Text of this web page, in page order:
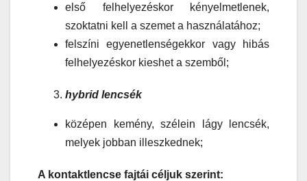
első felhelyezéskor kényelmetlenek,
szoktatni kell a szemet a használatához;
felszíni egyenetlenségekkor vagy hibás
felhelyezéskor kieshet a szemből;
hybrid lencsék
középen kemény, szélein lágy lencsék,
melyek jobban illeszkednek;
A kontaktlencse fajtái céljuk szerint: